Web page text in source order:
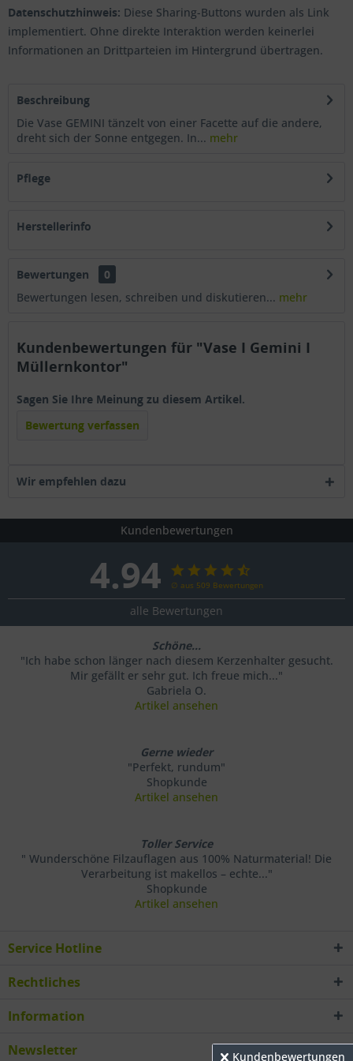
Kundenbewertungen
Datenschutzhinweis: Diese Sharing-Buttons wurden als Link
implementiert. Ohne direkte Interaktion werden keinerlei
Informationen an Drittparteien im Hintergrund übertragen.
Beschreibung
Die Vase GEMINI tänzelt von einer Facette auf die andere,
dreht sich der Sonne entgegen. In... mehr
Pflege
Herstellerinfo
Bewertungen
0
Bewertungen lesen, schreiben und diskutieren... mehr
Kundenbewertungen für "Vase I Gemini I
Müllernkontor"
Sagen Sie Ihre Meinung zu diesem Artikel.
Bewertung verfassen
Wir empfehlen dazu
Kundenbewertungen
4.94 ∅ aus 509 Bewertungen
alle Bewertungen
Schöne...
"Ich habe schon länger nach diesem Kerzenhalter gesucht.
Mir gefällt er sehr gut. Ich freue mich..."
Gabriela O.
Artikel ansehen
Gerne wieder
"Perfekt, rundum"
Shopkunde
Artikel ansehen
Toller Service
" Wunderschöne Filzauflagen aus 100% Naturmaterial! Die
Verarbeitung ist makellos – echte..."
Shopkunde
Artikel ansehen
Service Hotline
Rechtliches
Information
Newsletter